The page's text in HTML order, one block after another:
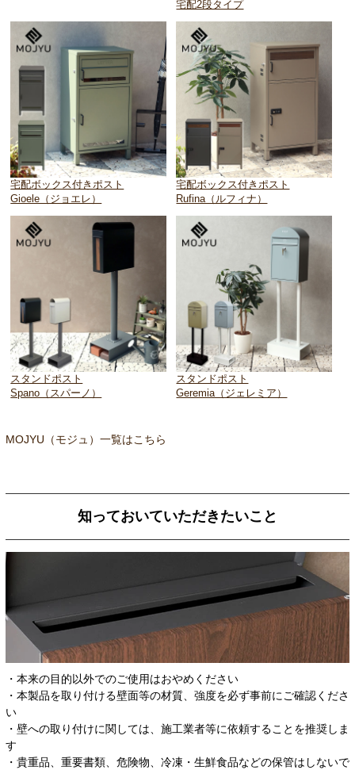
宅配2段タイプ
宅配ボックス付きポスト
Gioele（ジョエレ）
宅配ボックス付きポスト
Rufina（ルフィナ）
スタンドポスト
Spano（スパーノ）
スタンドポスト
Geremia（ジェレミア）
MOJYU（モジュ）一覧はこちら
知っておいていただきたいこと
・本来の目的以外でのご使用はおやめください
・本製品を取り付ける壁面等の材質、強度を必ず事前にご確認くださ
い
・壁への取り付けに関しては、施工業者等に依頼することを推奨しま
す
・貴重品、重要書類、危険物、冷凍・生鮮食品などの保管はしないで